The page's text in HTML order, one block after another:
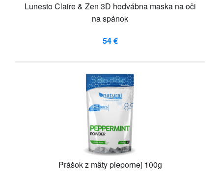
Lunesto Claire & Zen 3D hodvábna maska ​​na oči
na spánok
54 €
Prášok z mäty piepornej 100g